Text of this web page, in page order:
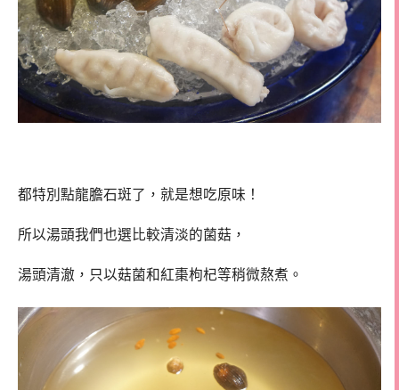
都特別點龍膽石斑了，就是想吃原味！
所以湯頭我們也選比較清淡的菌菇，
湯頭清澈，只以菇菌和紅棗枸杞等稍微熬煮。